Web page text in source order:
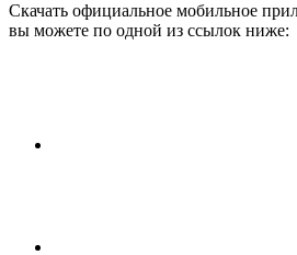
Скачать официальное мобильное
вы можете по одной из ссылок ниже: